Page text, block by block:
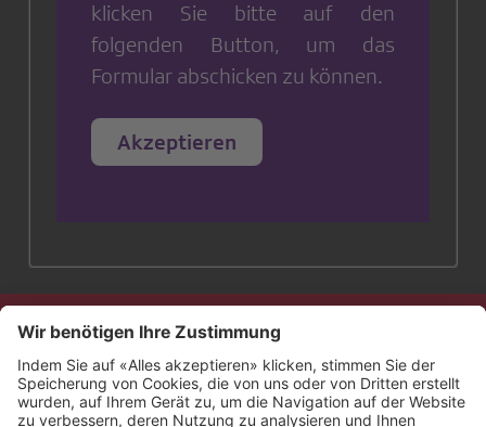
klicken Sie bitte auf den
folgenden Button, um das
Formular abschicken zu können.
Akzeptieren
Kontakt
Impressum